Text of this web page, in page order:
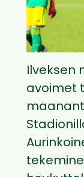
Ilveksen
avoimet